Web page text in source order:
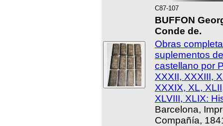
C87-107
BUFFON
Conde de.
Obras
suplementos
castellano por
XXXII, XXXIII,
XXXIX, XL,
XLVIII, XLIX:
Barcelona,
Compañía,